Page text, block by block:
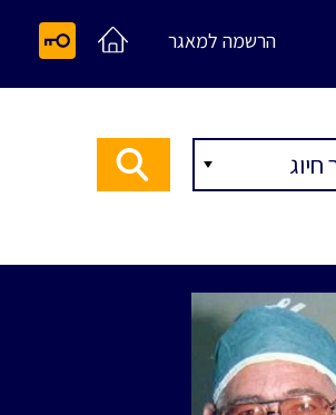
הרשמה למאגר